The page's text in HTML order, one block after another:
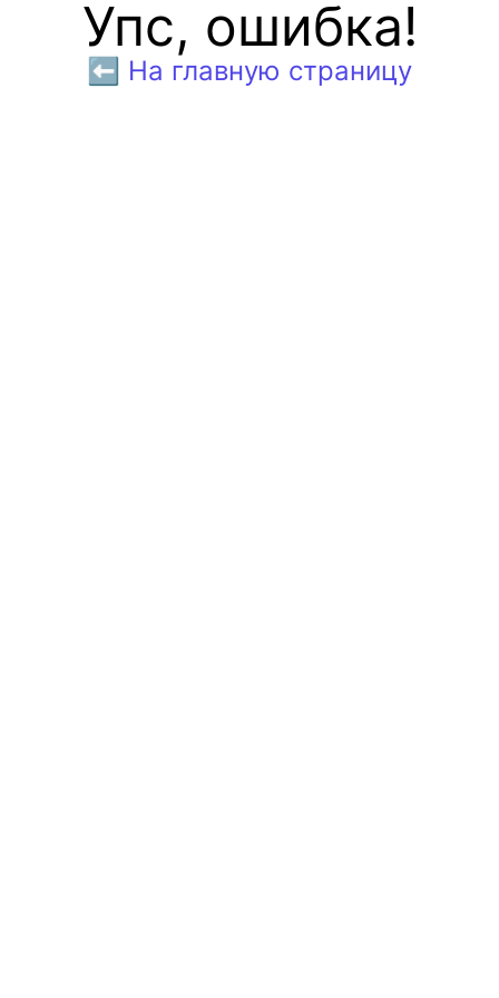
Упс, ошибка!
⬅️ На главную страницу